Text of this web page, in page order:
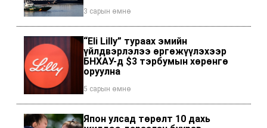
3 сарын өмнө
“Eli Lilly” тураах эмийн
үйлдвэрлэлээ өргөжүүлэхээр
БНХАУ-д $3 тэрбумын хөрөнгө
оруулна
5 сарын өмнө
Япон улсад төрөлт 10 дахь